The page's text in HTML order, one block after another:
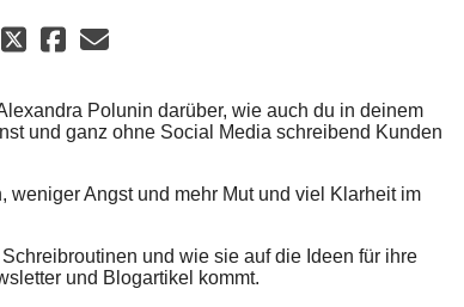
Polunin darüber, wie auch du in deinem
und ganz ohne Social Media schreibend Kunden
weniger Angst und mehr Mut und viel Klarheit im
und wie sie auf die Ideen für ihre
und Blogartikel kommt.